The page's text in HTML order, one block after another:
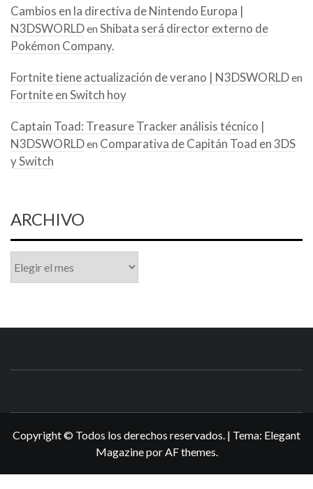
Cambios en la directiva de Nintendo Europa |
N3DSWORLDen Shibata será director externo de
Pokémon Company.
Fortnite tiene actualización de verano | N3DSWORLDen
Fortnite en Switch hoy
Captain Toad: Treasure Tracker análisis técnico |
N3DSWORLDen Comparativa de Capitán Toad en 3DS
y Switch
ARCHIVO
Copyright © Todos los derechos reservados. | Tema: Elegant
MagazineporAF themes.